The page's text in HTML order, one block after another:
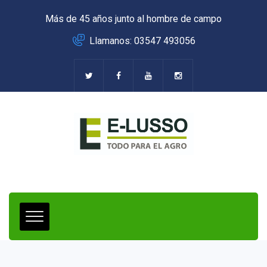
Más de 45 años junto al hombre de campo
Llamanos: 03547 493056